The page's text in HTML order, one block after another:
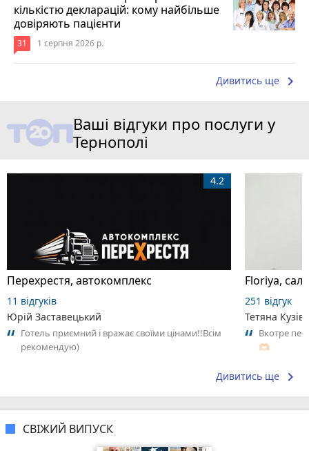
кількістю декларацій: кому найбільше
довіряють пацієнти
31 1 серпня 2026 р.
Дивитись ще keyboard_arrow_right
Ваші відгуки про послуги у
Тернополі
Перехрестя, автокомплекс
4.2
11 відгуків
Юрій Заставецький
Готель приємний і вражає своїми цінами!!Всім
рекомендую)
Floriya,
251 відгук
Тетяна Кузів
Вкотре
🫶🏻
Дивитись ще keyboard_arrow_right
СВІЖИЙ ВИПУСК